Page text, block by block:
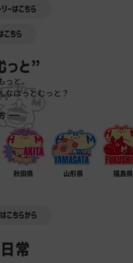
ーはこちら
こちら
っと”
と。
なはっとむっと？
こちらから
日常